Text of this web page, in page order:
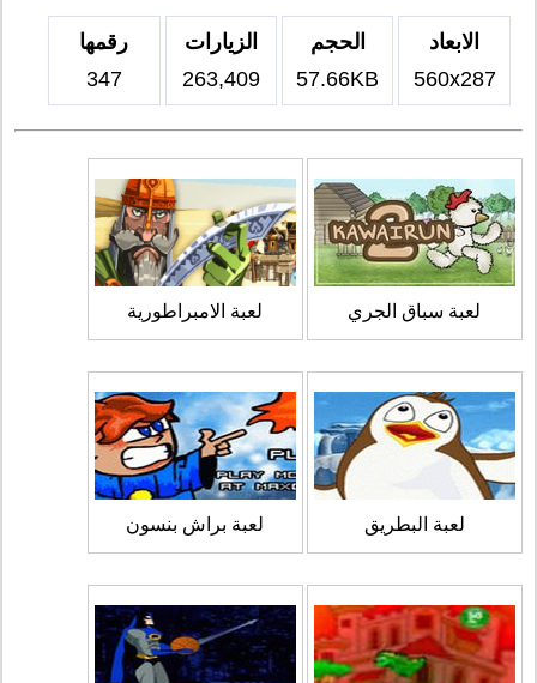
الابعاد
560x287
الحجم
57.66KB
الزيارات
263,409
رقمها
347
لعبة سباق الجري لعبة الامبراطورية
لعبة البطريق لعبة براش بنسون